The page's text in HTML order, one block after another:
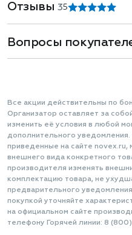
Отзывы35
Вопросы
Все акции действительны по
Организатор оставляет за
изменить её условия в любой
дополнительного
приведенные на сайте novex.ru,
внешнего вида конкретного
производителя изменять
комплектацию товара, не
предварительного
покупкой уточняйте
на официальном сайте
телефону Горячей линии: 8